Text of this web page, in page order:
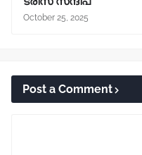
October 25, 2025
Post a Comment